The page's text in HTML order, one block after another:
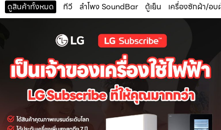
ดูสินค้าทั้งหมด ทีวี ลำโพง SoundBar ตู้เย็น เครื่องซักผ้า/อบ